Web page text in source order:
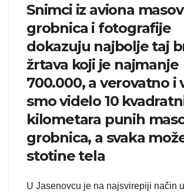
Snimci iz aviona
grobnica i fotografije
dokazuju najbolje taj
žrtava koji je najmanje
700.000, a verovatno i
smo videlo 10
kilometara punih
grobnica, a svaka
stotine tela
U Jasenovcu je na najsvirepiji način